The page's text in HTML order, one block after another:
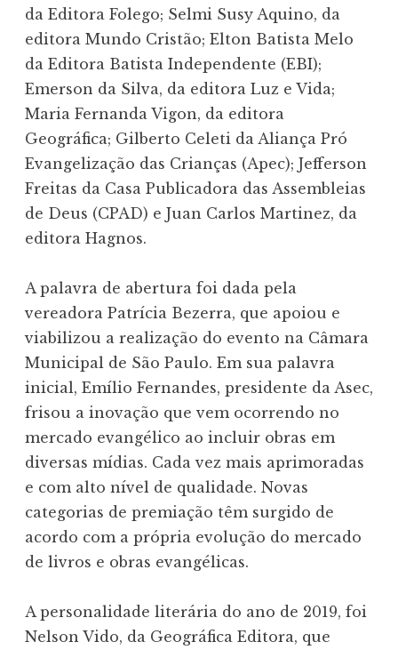
da Editora Folego; Selmi Susy Aquino, da
editora Mundo Cristão; Elton Batista Melo
da Editora Batista Independente (EBI);
Emerson da Silva, da editora Luz e Vida;
Maria Fernanda Vigon, da editora
Geográfica; Gilberto Celeti da Aliança Pró
Evangelização das Crianças (Apec); Jefferson
Freitas da Casa Publicadora das Assembleias
de Deus (CPAD) e Juan Carlos Martinez, da
editora Hagnos.
A palavra de abertura foi dada pela
vereadora Patrícia Bezerra, que apoiou e
viabilizou a realização do evento na Câmara
Municipal de São Paulo. Em sua palavra
inicial, Emílio Fernandes, presidente da Asec,
frisou a inovação que vem ocorrendo no
mercado evangélico ao incluir obras em
diversas mídias. Cada vez mais aprimoradas
e com alto nível de qualidade. Novas
categorias de premiação têm surgido de
acordo com a própria evolução do mercado
de livros e obras evangélicas.
A personalidade literária do ano de 2019, foi
Nelson Vido, da Geográfica Editora, que